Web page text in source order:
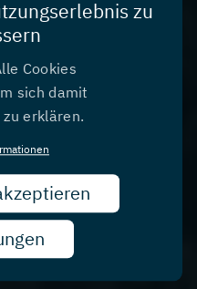
Fundstücke der
sind hier als 3D-
über die Funde,
mit den
zu
Cookies
sich damit
erklären.